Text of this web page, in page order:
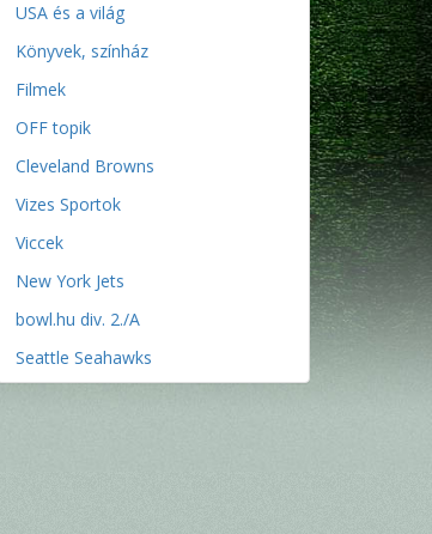
USA és a világ
Könyvek, színház
Filmek
OFF topik
Cleveland Browns
Vizes Sportok
Viccek
New York Jets
bowl.hu div. 2./A
Seattle Seahawks